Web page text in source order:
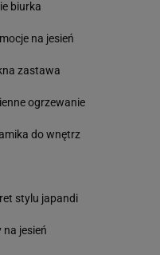
biurka
na jesień
zastawa
ogrzewanie
do wnętrz
stylu japandi
na jesień